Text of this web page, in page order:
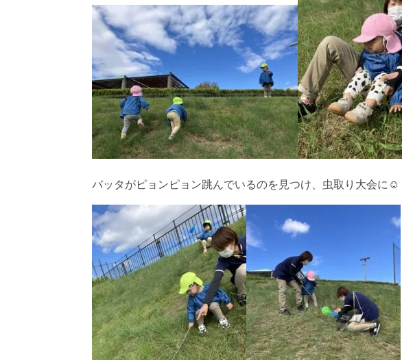
バッタがピョンピョン跳んでいるのを見つけ、虫取り大会に☺